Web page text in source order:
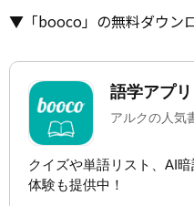
▼「booco」の無料ダウン